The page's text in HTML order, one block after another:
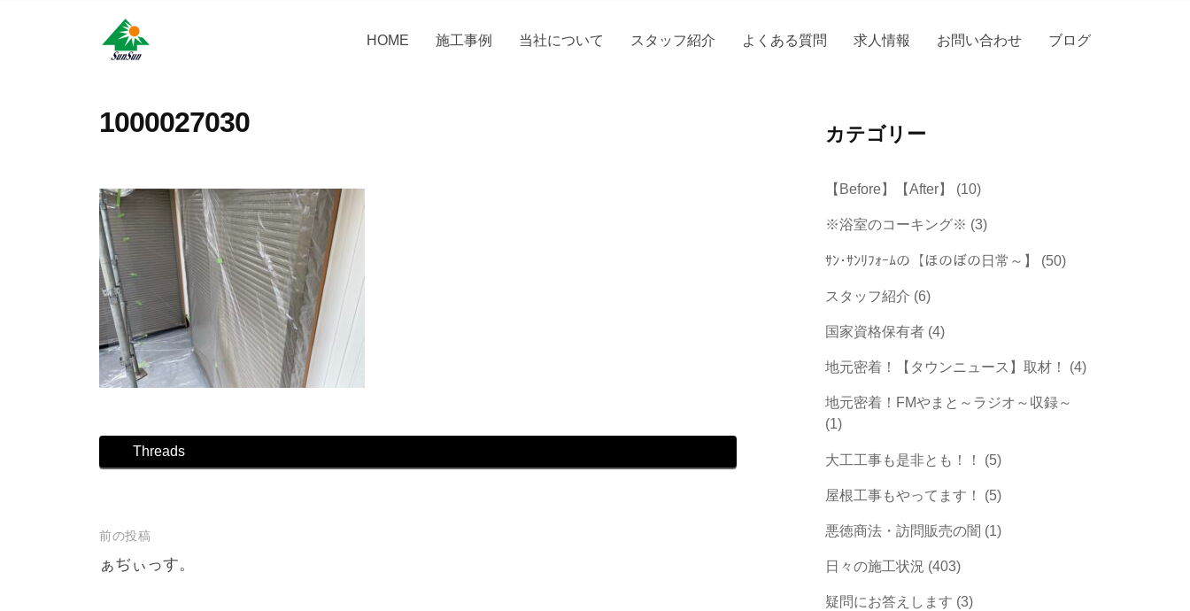
サ
サ
フ
ォ
ー
ム
株
式
会
社
神
県
市
に
あ
る
外
壁
塗
装
専
門
HOME 施工事例 当社について スタッフ紹介 よくある質問 求人情報 お問い合わせ ブログ
1000027030
Threads
投
稿
前の投稿
ぁぢぃっす。
カテゴリー
【Before】【After】 (10)
※浴室のコーキング※ (3)
ｻﾝ･ｻﾝﾘﾌｫｰﾑの【ほのぼの日常～】 (50)
スタッフ紹介 (6)
国家資格保有者 (4)
地元密着！【タウンニュース】取材！ (4)
地元密着！FMやまと～ラジオ～収録～
(1)
大工工事も是非とも！！ (5)
屋根工事もやってます！ (5)
悪徳商法・訪問販売の闇 (1)
日々の施工状況 (403)
疑問にお答えします (3)
サ
フ
ム
株
式
会
社